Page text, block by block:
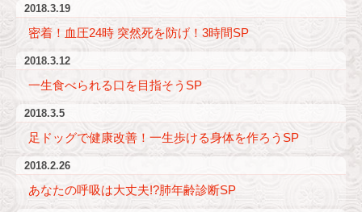
2018.3.19
密着！血圧24時 突然死を防げ！3時間SP
2018.3.12
一生食べられる口を目指そうSP
2018.3.5
足ドッグで健康改善！一生歩ける身体を作ろうSP
2018.2.26
あなたの呼吸は大丈夫!?肺年齢診断SP